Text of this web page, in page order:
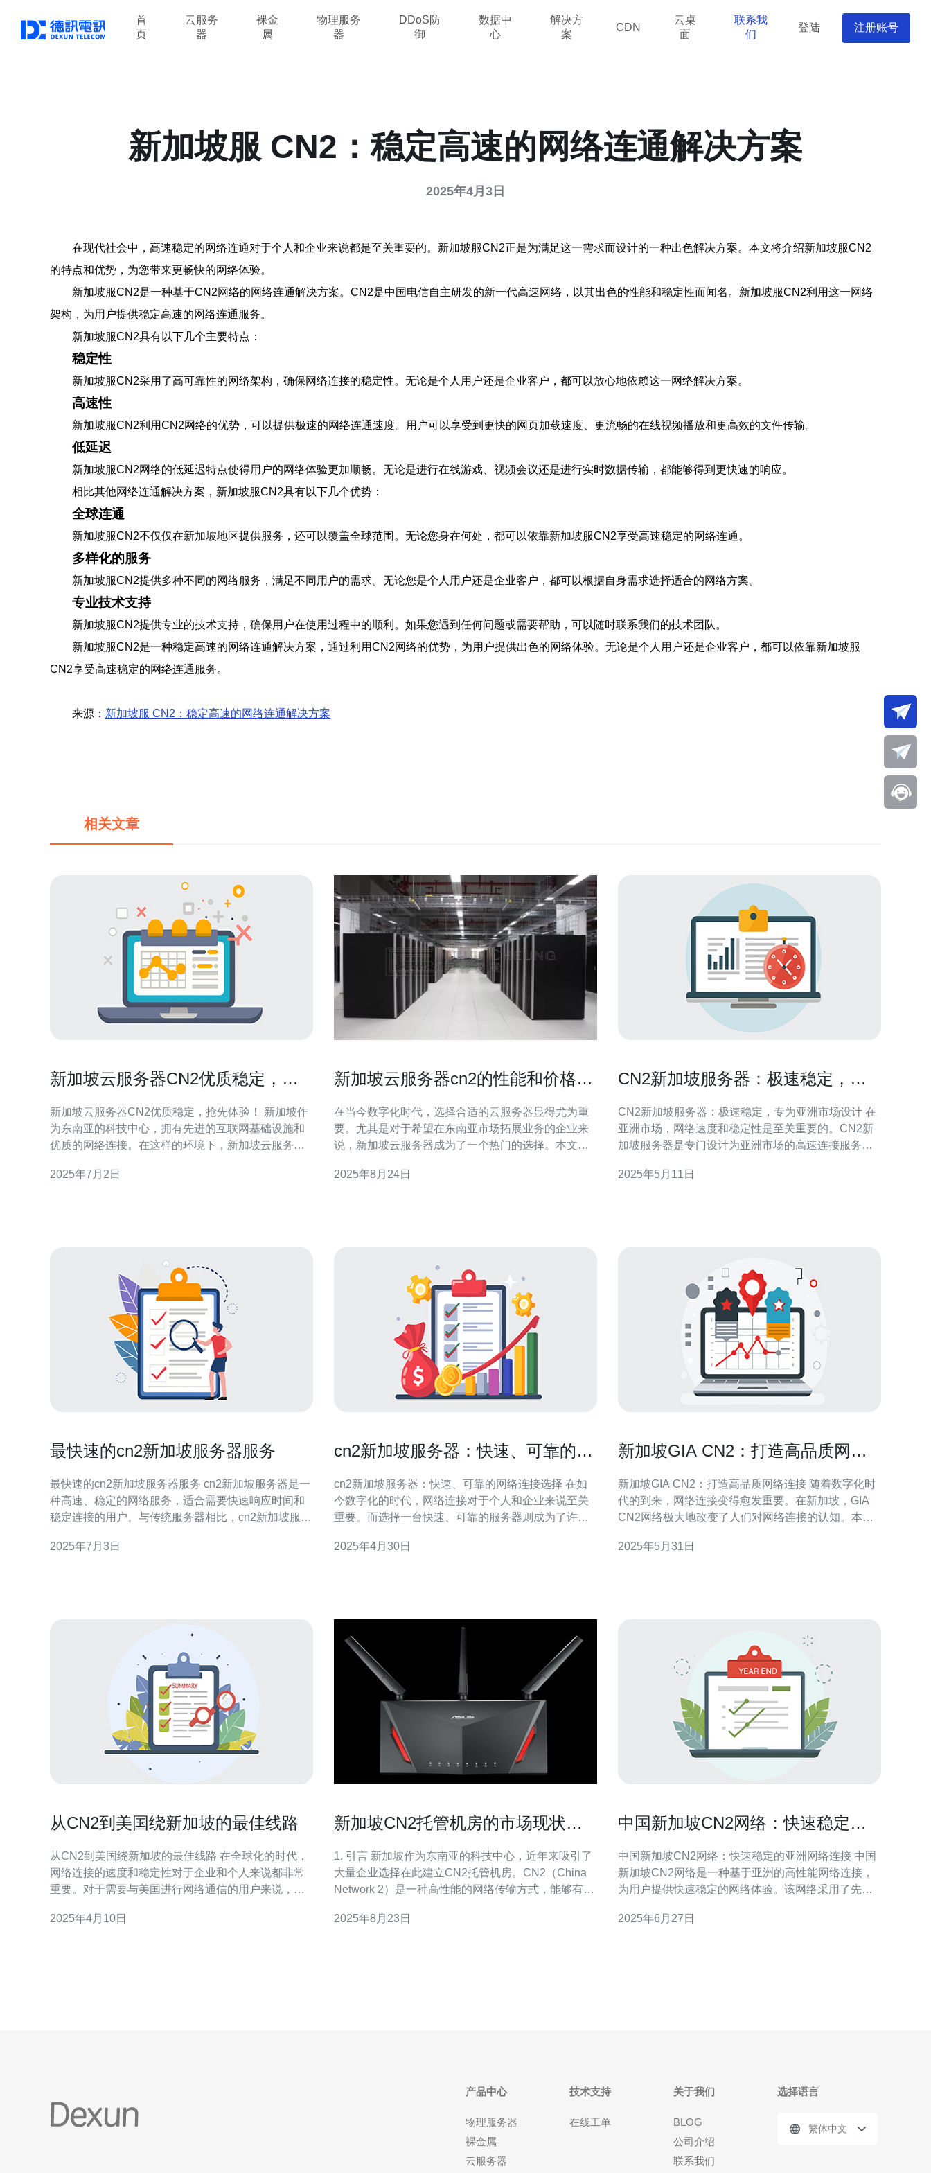
首
页
云服务
器
裸金
属
物理服务
器
DDoS防
御
数据中
心
解决方
案
CDN
云桌
面
联系我
们
登陆 注册账号
新加坡服 CN2：稳定高速的网络连通解决方案
2025年4月3日
在现代社会中，高速稳定的网络连通对于个人和企业来说都是至关重要的。新加坡服CN2正是为满足这一需求而设计的一种出色解决方案。本文将介绍新加坡服CN2
的特点和优势，为您带来更畅快的网络体验。
新加坡服CN2是一种基于CN2网络的网络连通解决方案。CN2是中国电信自主研发的新一代高速网络，以其出色的性能和稳定性而闻名。新加坡服CN2利用这一网络
架构，为用户提供稳定高速的网络连通服务。
新加坡服CN2具有以下几个主要特点：
稳定性
新加坡服CN2采用了高可靠性的网络架构，确保网络连接的稳定性。无论是个人用户还是企业客户，都可以放心地依赖这一网络解决方案。
高速性
新加坡服CN2利用CN2网络的优势，可以提供极速的网络连通速度。用户可以享受到更快的网页加载速度、更流畅的在线视频播放和更高效的文件传输。
低延迟
新加坡服CN2网络的低延迟特点使得用户的网络体验更加顺畅。无论是进行在线游戏、视频会议还是进行实时数据传输，都能够得到更快速的响应。
相比其他网络连通解决方案，新加坡服CN2具有以下几个优势：
全球连通
新加坡服CN2不仅仅在新加坡地区提供服务，还可以覆盖全球范围。无论您身在何处，都可以依靠新加坡服CN2享受高速稳定的网络连通。
多样化的服务
新加坡服CN2提供多种不同的网络服务，满足不同用户的需求。无论您是个人用户还是企业客户，都可以根据自身需求选择适合的网络方案。
专业技术支持
新加坡服CN2提供专业的技术支持，确保用户在使用过程中的顺利。如果您遇到任何问题或需要帮助，可以随时联系我们的技术团队。
新加坡服CN2是一种稳定高速的网络连通解决方案，通过利用CN2网络的优势，为用户提供出色的网络体验。无论是个人用户还是企业客户，都可以依靠新加坡服
CN2享受高速稳定的网络连通服务。
来源： 新加坡服 CN2：稳定高速的网络连通解决方案
相关文章
新加坡云服务器CN2优质稳定，抢
新加坡云服务器CN2优质稳定，抢先体验！ 新加坡作
为东南亚的科技中心，拥有先进的互联网基础设施和
优质的网络连接。在这样的环境下，新加坡云服务器
云服务器CN2采用最新的硬件设备和先进的网络技
2025年7月2日
新加坡云服务器cn2的性能和价格对
在当今数字化时代，选择合适的云服务器显得尤为重
要。尤其是对于希望在东南亚市场拓展业务的企业来
说，新加坡云服务器成为了一个热门的选择。本文将
户了解其优势与劣势。 以下是我们分析的三个关键
2025年8月24日
CN2新加坡服务器：极速稳定，专
CN2新加坡服务器：极速稳定，专为亚洲市场设计 在
亚洲市场，网络速度和稳定性是至关重要的。CN2新
加坡服务器是专门设计为亚洲市场的高速连接服务
托管、应用程序部署还是数据存储，CN2新加坡服务
2025年5月11日
最快速的cn2新加坡服务器服务
最快速的cn2新加坡服务器服务 cn2新加坡服务器是一
种高速、稳定的网络服务，适合需要快速响应时间和
稳定连接的用户。与传统服务器相比，cn2新加坡服务
问网站或进行在线游戏时获得更好的体验。 1. 高速连
2025年7月3日
cn2新加坡服务器：快速、可靠的网
cn2新加坡服务器：快速、可靠的网络连接选择 在如
今数字化的时代，网络连接对于个人和企业来说至关
重要。而选择一台快速、可靠的服务器则成为了许多
可靠性，成为了许多用户的首选。 cn2新加坡服务器
2025年4月30日
新加坡GIA CN2：打造高品质网络
新加坡GIA CN2：打造高品质网络连接 随着数字化时
代的到来，网络连接变得愈发重要。在新加坡，GIA
CN2网络极大地改变了人们对网络连接的认知。本文
品质网络连接。 GIA CN2网络是一种专用的网络连接
2025年5月31日
从CN2到美国绕新加坡的最佳线路
从CN2到美国绕新加坡的最佳线路 在全球化的时代，
网络连接的速度和稳定性对于企业和个人来说都非常
重要。对于需要与美国进行网络通信的用户来说，选
电信推出的一种优质网络线路，本文将介绍从CN2到
2025年4月10日
新加坡CN2托管机房的市场现状与
1. 引言 新加坡作为东南亚的科技中心，近年来吸引了
大量企业选择在此建立CN2托管机房。CN2（China
Network 2）是一种高性能的网络传输方式，能够有效
加坡CN2托管机房的市场现状与未来趋势，并提供实
2025年8月23日
中国新加坡CN2网络：快速稳定的
中国新加坡CN2网络：快速稳定的亚洲网络连接 中国
新加坡CN2网络是一种基于亚洲的高性能网络连接，
为用户提供快速稳定的网络体验。该网络采用了先进
访问互联网。 中国新加坡CN2网络通过优化路由和网
2025年6月27日
产品中心
物理服务器
裸金属
云服务器
技术支持
在线工单
关于我们
BLOG
公司介绍
联系我们
选择语言
繁体中文